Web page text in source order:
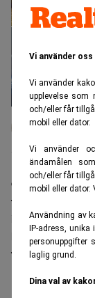
Vi använder
Vi använder
upplevelse som
och/eller får
mobil eller dator.
Vi använder
ändamålen
och/eller får
mobil eller dator.
Användning av
IP-adress, unika
personuppgifter
laglig grund.
Dina val av
Karin
Crypto Valley i
för den globala
intelligens tar
både som ett
verktyg för att
ANNONS